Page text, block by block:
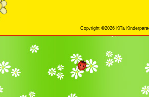
Copyright ©2026 KiTa